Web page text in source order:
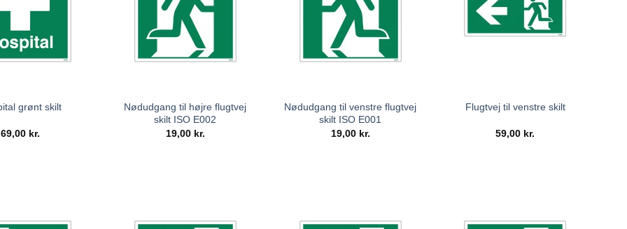
grønt skilt
69,00 kr.
Nødudgang til højre flugtvej
skilt ISO E002
19,00 kr.
Nødudgang til venstre flugtvej
skilt ISO E001
19,00 kr.
Flugtvej til venstre skilt
59,00 kr.